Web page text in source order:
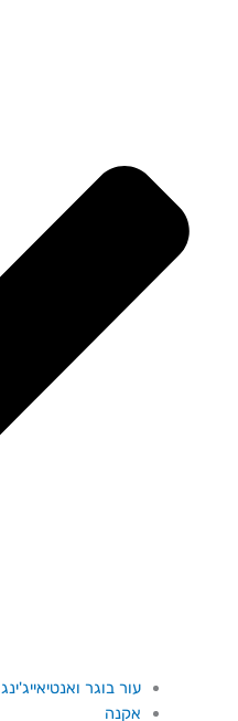
עור בוגר ואנטיאייג'ינג
אקנה